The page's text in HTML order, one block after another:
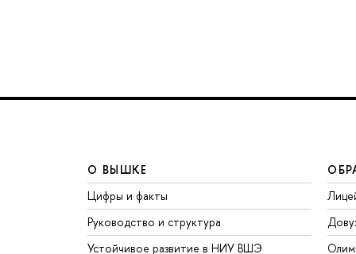
О ВЫШКЕ
Цифры и факты
Руководство и структура
Устойчивое развитие в НИУ ВШЭ